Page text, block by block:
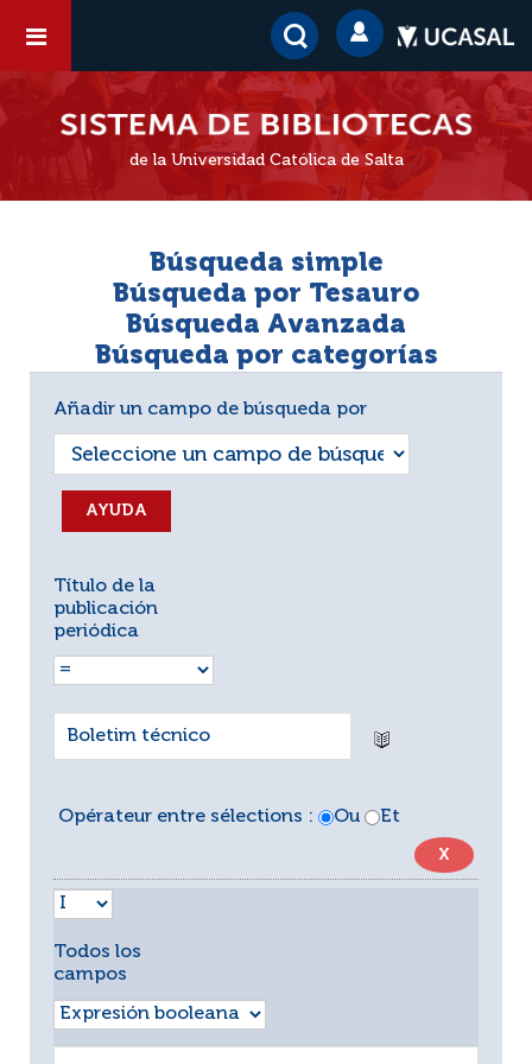
de la Universidad Católica de Salta
Búsqueda simple
Búsqueda por Tesauro
Búsqueda Avanzada
Búsqueda por categorías
Añadir un campo de búsqueda por
Título de la
publicación
periódica
Opérateur entre sélections : Ou Et
Todos los
campos